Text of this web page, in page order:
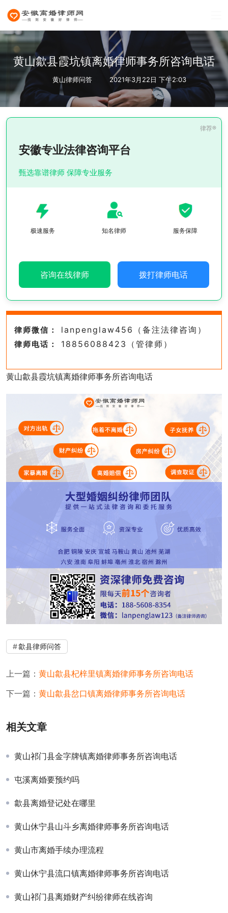
黄山歙县霞坑镇离婚律师事务所咨询电话
黄山律师问答 2021年3月22日 下午2:03
安徽专业法律咨询平台
甄选靠谱律师 保障专业服务
极速服务 知名律师 服务保障
咨询在线律师 拨打律师电话
律师微信： lanpenglaw456（备注法律咨询）
律师电话： 18856088423（管律师）
黄山歙县霞坑镇离婚律师事务所咨询电话
歙县律师问答
上一篇： 黄山歙县杞梓里镇离婚律师事务所咨询电话
下一篇： 黄山歙县岔口镇离婚律师事务所咨询电话
相关文章
黄山祁门县金字牌镇离婚律师事务所咨询电话
屯溪离婚要预约吗
歙县离婚登记处在哪里
黄山休宁县山斗乡离婚律师事务所咨询电话
黄山市离婚手续办理流程
黄山休宁县流口镇离婚律师事务所咨询电话
黄山祁门县离婚财产纠纷律师在线咨询